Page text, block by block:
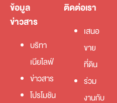
ข้อมูล
ข่าวสาร
บริทา
เนียไลฟ์
ข่าวสาร
โปรโมชัน
ติดต่อเรา
เสนอ
ขาย
ที่ดิน
ร่วม
งานกับ